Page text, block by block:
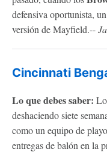
defensiva oportunista,
versión de Mayfield.--
Cincinnati
Lo que debes saber:
deshaciendo siete
como un equipo de
entregas de balón en la